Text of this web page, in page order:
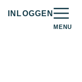
INLOGGEN
MENU